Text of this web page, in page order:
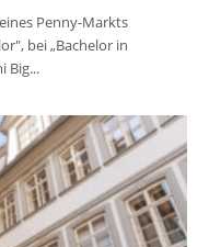
Penny-Markts
bei „Bachelor in
Big...